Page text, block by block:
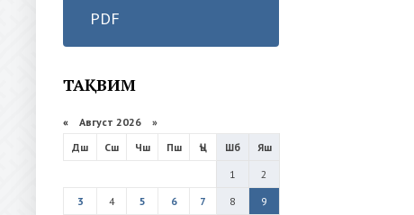
PDF
ТАҚВИМ
« Август 2026 »
Дш
Сш Чш Пш Ҷъ Шб
Яш
1
2
3
4 5 6 7 8
9